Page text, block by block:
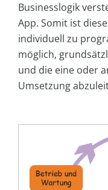
Businesslogik
App. Somit ist
individuell zu
möglich,
und die eine oder
Umsetzung